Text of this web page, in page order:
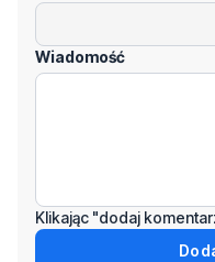
Wiadomość
Klikając "dodaj